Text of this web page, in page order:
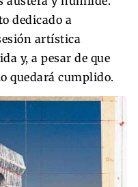
dedicado a
artística
y, a pesar de que
quedará cumplido.